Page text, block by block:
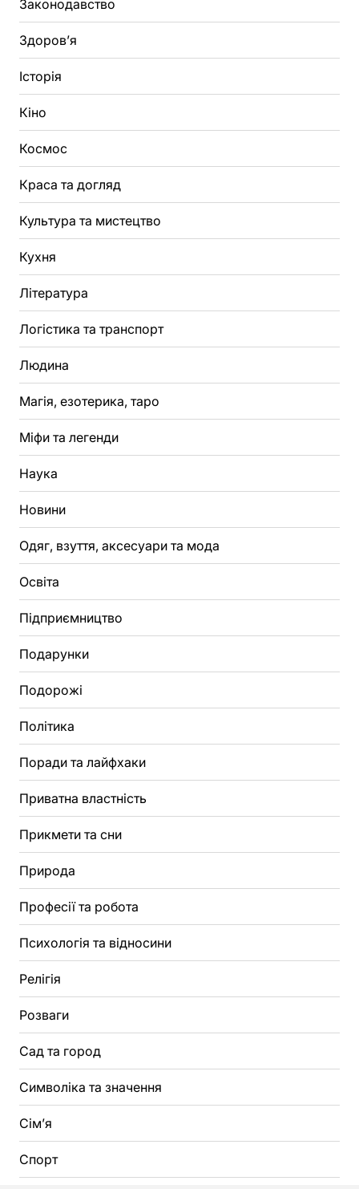
Законодавство
Здоров’я
Історія
Кіно
Космос
Краса та догляд
Культура та мистецтво
Кухня
Література
Логістика та транспорт
Людина
Магія, езотерика, таро
Міфи та легенди
Наука
Новини
Одяг, взуття, аксесуари та мода
Освіта
Підприємництво
Подарунки
Подорожі
Політика
Поради та лайфхаки
Приватна властність
Прикмети та сни
Природа
Професії та робота
Психологія та відносини
Релігія
Розваги
Сад та город
Символіка та значення
Сім’я
Спорт